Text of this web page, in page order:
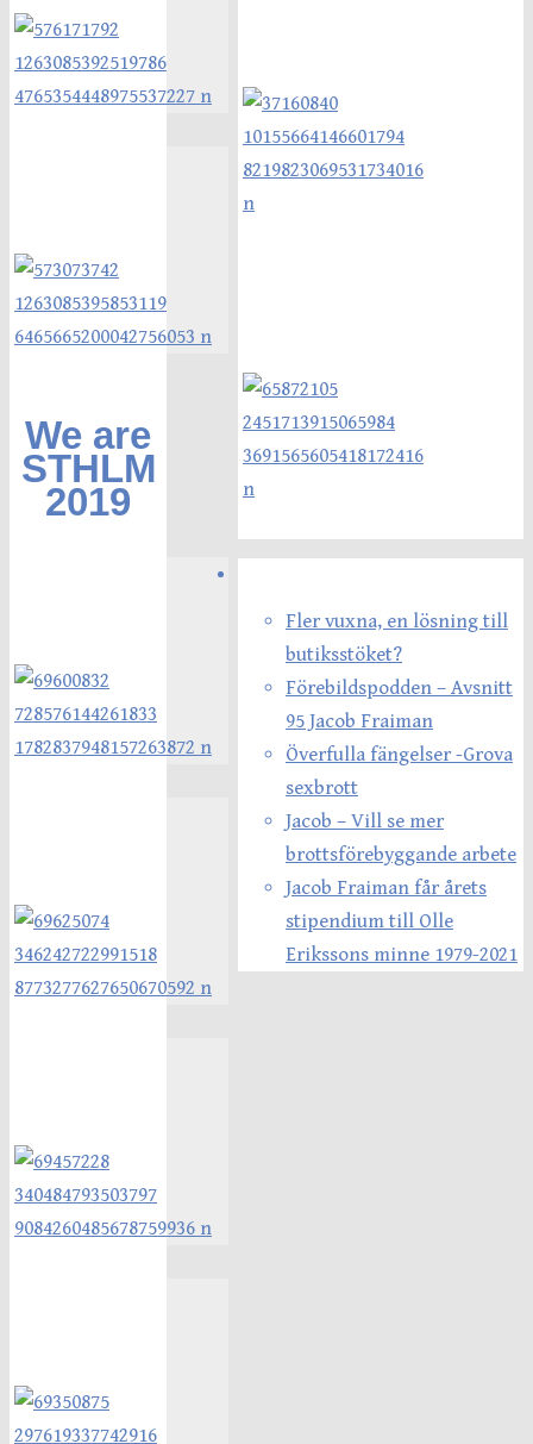
We are
STHLM
2019
Fler vuxna, en lösning till
butiksstöket?
Förebildspodden – Avsnitt
95 Jacob Fraiman
Överfulla fängelser -Grova
sexbrott
Jacob – Vill se mer
brottsförebyggande arbete
Jacob Fraiman får årets
stipendium till Olle
Erikssons minne 1979-2021